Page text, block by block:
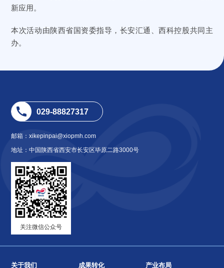
新应用。
本次活动由陕西省国资委指导，长安汇通、西科控股共同主
办。
029-88827317
邮箱：xikepinpai@xiopmh.com
地址：中国陕西省西安市长安区毕原二路3000号
关注微信公众号
关于我们 成果转化 产业布局